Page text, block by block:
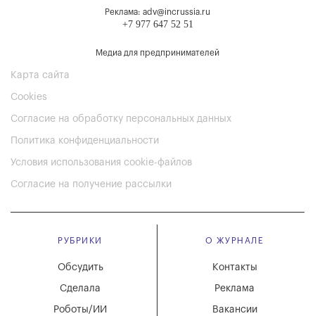
Реклама: adv@incrussia.ru
+7 977 647 52 51
Медиа для предпринимателей
Карта сайта
Cookies
Согласие на обработку персональных данных
Политика конфиденциальности
Условия использования cookie-файлов
Согласие на получение рассылки
РУБРИКИ
Обсудить
Сделала
Роботы/ИИ
О ЖУРНАЛЕ
Вакансии
Реклама
Контакты